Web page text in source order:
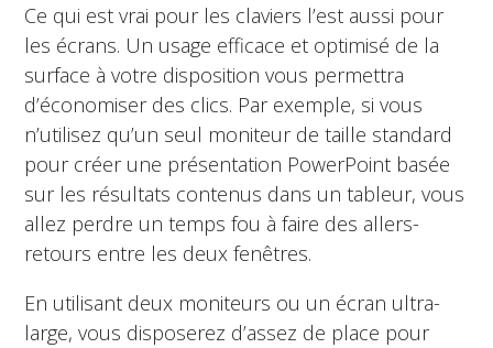
Ce qui est vrai pour les claviers l’est aussi pour
les écrans. Un usage efficace et optimisé de la
surface à votre disposition vous permettra
d’économiser des clics. Par exemple, si vous
n’utilisez qu’un seul moniteur de taille standard
pour créer une présentation PowerPoint basée
sur les résultats contenus dans un tableur, vous
allez perdre un temps fou à faire des allers-
retours entre les deux fenêtres.
En utilisant deux moniteurs ou un écran ultra-
large, vous disposerez d’assez de place pour